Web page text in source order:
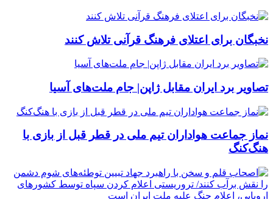
نخبگان برای اعتلای فرهنگ قرآنی تلاش کنند
تصاویر برد ایران مقابل ژاپن| جام ملت‌های آسیا
نماز جماعت هواداران تیم ملی در قطر قبل از بازی با
هنگ‌کنگ